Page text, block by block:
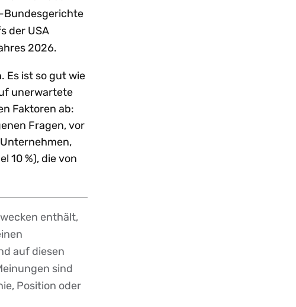
Bundesgerichte
der USA
2026.
Es ist so gut wie
unerwartete
Faktoren ab:
Fragen, vor
10 %), die von
enthält,
auf diesen
sind
Position oder